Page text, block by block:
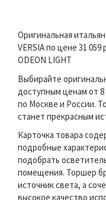
Оригинальная
VERSIA по цене 31
ODEON LIGHT
Выбирайте
доступным ценам от 8
по Москве и России.
станет прекрасным
Карточка товара
подробные
подобрать
помещения. Торшер
источник света, а
высокое качество